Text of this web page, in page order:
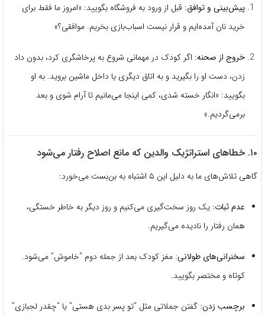
پیش‌بینی و توافق: قبل از ورود به فروشگاه بگویید: «امروز ما فقط برای
خرید نان آمده‌ایم و قرار نیست اسباب‌بازی بخریم. موافقی؟»
خروج از صحنه: اگر کودک در مهمانی شروع به پرخاشگری کرد، بدون داد
زدن، دست او را بگیرید و به اتاق دیگری یا داخل ماشین بروید. به او
بگویید: «انگار خسته شدی، کمی اینجا می‌مانیم تا آرام شوی و بعد
برمی‌گردیم.»
۱۰. خطاهای استراتژیک والدین که مانع اصلاح رفتار می‌شود
گاهی تلاش‌های ما به دلیل این ۵ اشتباه به بن‌بست می‌خورد:
عدم ثبات: یک روز سخت‌گیری می‌کنیم و روز دیگر به خاطر خستگی،
همان رفتار را نادیده می‌گیریم.
سخنرانی‌های طولانی: مغز کودک بعد از جمله دوم “خاموش” می‌شود.
کوتاه و مختصر بگویید.
برچسب زدن: گفتن جملاتی مثل “تو پسر بدی هستی” یا “چقدر لجبازی”